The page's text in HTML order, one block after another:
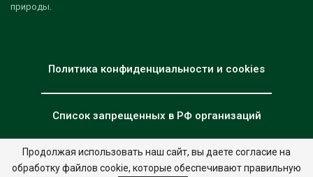
природы.
Политика конфиденциальности и cookies
Список запрещенных в РФ организаций
© 2026 - НИА "Экология". Все права защищены. Дизайн:nia.eco
Продолжая использовать наш сайт, вы даете согласие на
обработку файлов cookie, которые обеспечивают правильную